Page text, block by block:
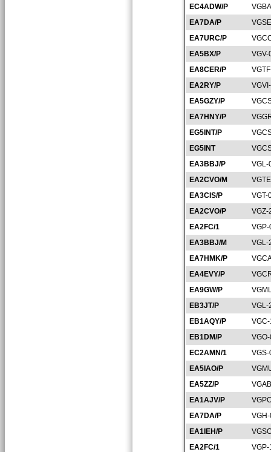
EC4ADW/P
EA7DA/P
EA7URC/P
EA5BX/P
VGV-
EA8CER/P
EA2RY/P
EA5GZY/P
EA7HNY/P
EG5INT/P
EG5INT
EA3BBJ/P
VGL-
EA2CVO/M
EA3CIS/P
VGT-
EA2CVO/P
VGZ-
EA2FC/1
EA3BBJ/M
VGL-
EA7HMK/P
EA4EVY/P
EA9GW/P
EB3JT/P
VGL-
EB1AQY/P
EB1DM/P
EC2AMN/1
EA5IAO/P
EA5ZZ/P
EA1AJV/P
EA7DA/P
EA1IEH/P
EA2FC/1